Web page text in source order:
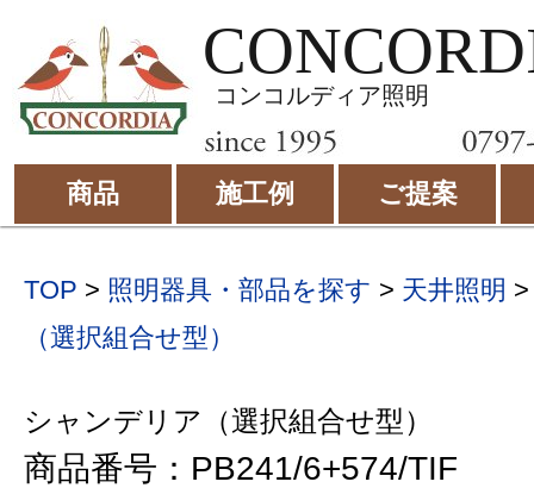
コンコルディア照明
商品 施工例 ご提案
TOP > 照明器具・部品を探す > 天井照明
（選択組合せ型）
シャンデリア（選択組合せ型）
商品番号：PB241/6+574/TIF